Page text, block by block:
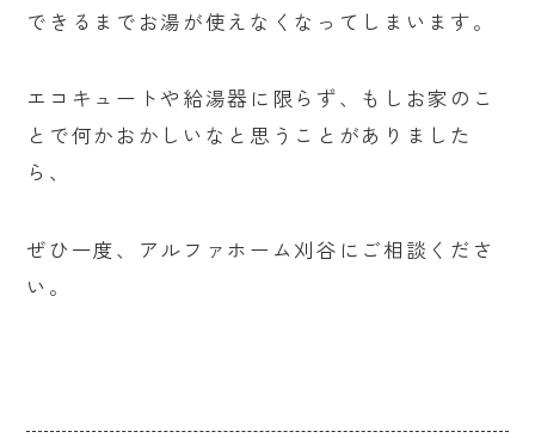
できるまでお湯が使えなくなってしまいます。
エコキュートや給湯器に限らず、もしお家のこ
とで何かおかしいなと思うことがありました
ら、
ぜひ一度、アルファホーム刈谷にご相談くださ
い。